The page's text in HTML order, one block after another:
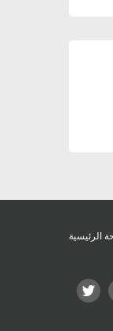
الرئيسية